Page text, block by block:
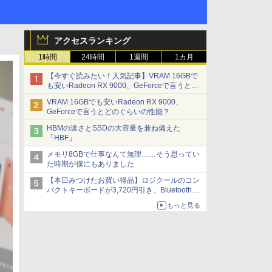
アクセスランキング
1時間 24時間 1週間 1カ月
【今すぐ読みたい！人気記事】VRAM 16GBで
も安いRadeon RX 9000、GeForceで言うとど
のぐらいの性能？ - PC Watch
VRAM 16GBでも安いRadeon RX 9000、
GeForceで言うとどのぐらいの性能？
HBMの速さとSSDの大容量を兼ね備えた
「HBF」
メモリ8GBで仕事なんて無理……そう思ってい
た時期が僕にもありました
【本日みつけたお買い得品】ロジクールのコン
パクトキーボードが3,720円引き。Bluetoothで3
もっと見る